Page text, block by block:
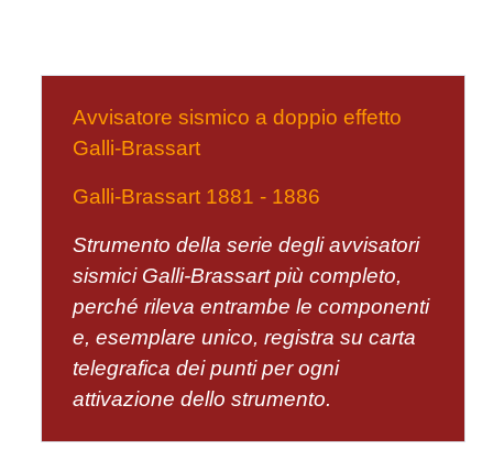
Avvisatore sismico a doppio effetto
Galli-Brassart
Galli-Brassart 1881 - 1886
Strumento della serie degli avvisatori
sismici Galli-Brassart più completo,
perché rileva entrambe le componenti
e, esemplare unico, registra su carta
telegrafica dei punti per ogni
attivazione dello strumento.